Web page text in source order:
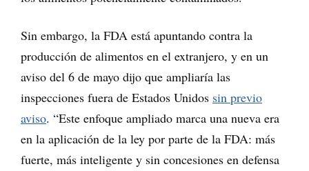
Sin embargo, la FDA está apuntando contra la
producción de alimentos en el extranjero, y en un
aviso del 6 de mayo dijo que ampliaría las
inspecciones fuera de Estados Unidos sin previo
aviso. “Este enfoque ampliado marca una nueva era
en la aplicación de la ley por parte de la FDA: más
fuerte, más inteligente y sin concesiones en defensa